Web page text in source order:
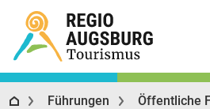
Regio Augsburg Tourismus
Führungen
Öffentliche